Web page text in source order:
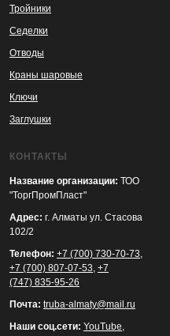
KASPI
SATU
WILDBERRIES
Тройники
Седелки
Отводы
Краны шаровые
Ключи
Заглушки
КОНТАКТЫ
Название организации: ТОО
"ТоргПромПласт"
Адрес: г. Алматы ул. Стасова
102/2
Телефон: +7 (700) 730-70-73,
+7 (700) 807-07-53, +7
(747) 835-95-26
Почта: truba-almaty@mail.ru
Наши соц.сети: YouTube,